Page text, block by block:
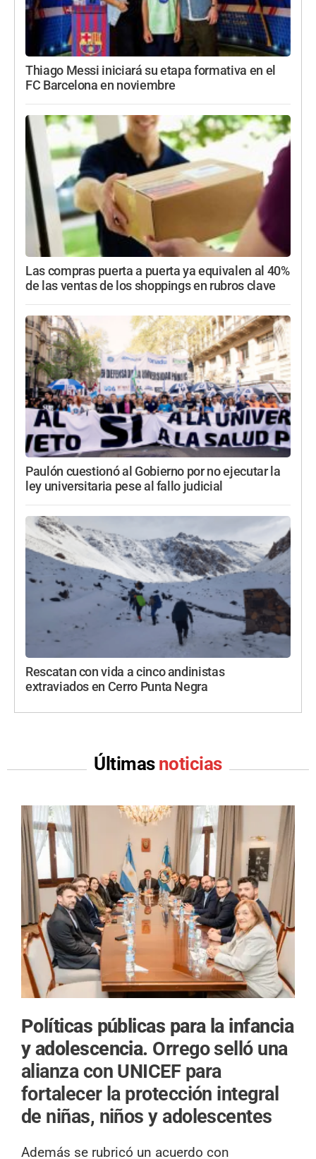
Thiago Messi iniciará su etapa formativa en el
FC Barcelona en noviembre
Las compras puerta a puerta ya equivalen al 40%
de las ventas de los shoppings en rubros clave
Paulón cuestionó al Gobierno por no ejecutar la
ley universitaria pese al fallo judicial
Rescatan con vida a cinco andinistas
extraviados en Cerro Punta Negra
Últimas noticias
Políticas públicas para la infancia
y adolescencia. Orrego selló una
alianza con UNICEF para
fortalecer la protección integral
de niñas, niños y adolescentes
Además se rubricó un acuerdo con